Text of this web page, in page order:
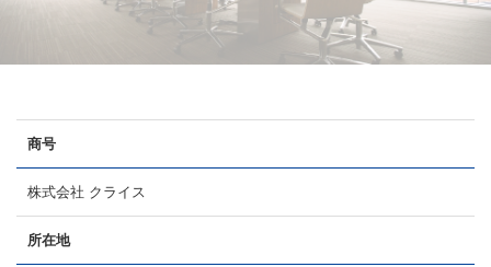
商号
株式会社 クライス
所在地